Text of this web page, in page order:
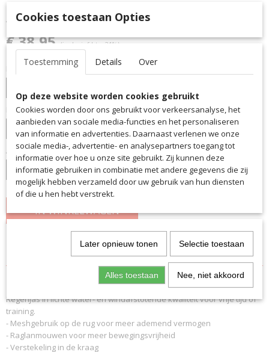
All-Weather Jack Icon
€ 38,95 (inclusief btw 21%)
Kleur
Aantal
IN WINKELWAGEN
EAN code
7005
Productcode leverancier
7005
Regenjas in lichte water- en windafstotende kwaliteit voor vrije tijd of
training.
- Meshgebruik op de rug voor meer ademend vermogen
- Raglanmouwen voor meer bewegingsvrijheid
- Verstekeling in de kraag
Cookies toestaan Opties
Toestemming Details Over
Op deze website worden cookies gebruikt
Cookies worden door ons gebruikt voor verkeersanalyse, het
aanbieden van sociale media-functies en het personaliseren
van informatie en advertenties. Daarnaast verlenen we onze
sociale media-, advertentie- en analysepartners toegang tot
informatie over hoe u onze site gebruikt. Zij kunnen deze
informatie gebruiken in combinatie met andere gegevens die zij
mogelijk hebben verzameld door uw gebruik van hun diensten
of die u hen hebt verstrekt.
Later opnieuw tonen Selectie toestaan
Alles toestaan Nee, niet akkoord